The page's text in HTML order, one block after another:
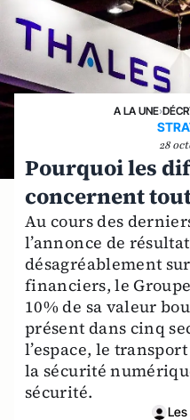
A LA UNE›
28
Pourquoi les
concernent
Au cours des
l’annonce de
désagréablement
financiers, le
10% de sa valeur
présent dans cinq
l’espace, le
la sécurité
sécurité.